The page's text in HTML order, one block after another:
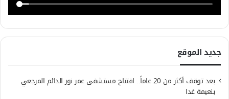
جديد الموقع
بعد توقف أكثر من 20 عاماً.. افتتاح مستشفى عمر نور الدائم المرجعي
بنعيمة غدا